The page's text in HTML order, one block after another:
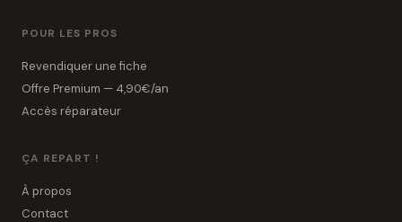
POUR LES PROS
Revendiquer une fiche
Offre Premium — 4,90€/an
Accès réparateur
ÇA REPART !
À propos
Contact